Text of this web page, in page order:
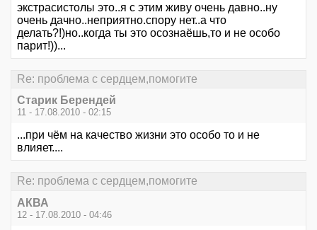
экстрасистолы это..я с этим живу очень давно..ну
очень дачно..неприятно.спору нет..а что
делать?!)но..когда ты это осознаёшь,то и не особо
парит!))...
Re: проблема с сердцем,помогите
Старик Берендей
11 - 17.08.2010 - 02:15
...при чём на качество жизни это особо то и не
влияет....
Re: проблема с сердцем,помогите
АКВА
12 - 17.08.2010 - 04:46